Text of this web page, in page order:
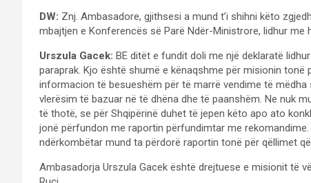
DW: Znj. Ambasadore, gjithsesi a mund t’i shihni këto
mbajtjen e Konferencës së Parë Ndër-Ministrore, lidhur
Urszula Gacek: BE ditët e fundit doli me një deklaratë
paraprak. Kjo është shumë e kënaqshme për misionin
informacion të besueshëm për të marrë vendime të mëdha
vlerësim të bazuar në të dhëna dhe të paanshëm. Ne nuk
të thotë, se për Shqipërinë duhet të jepen këto apo ato
jonë përfundon me raportin përfundimtar me
ndërkombëtar mund ta përdorë raportin tonë për qëllimet
Ambasadorja Urszula Gacek është drejtuese e misionit të